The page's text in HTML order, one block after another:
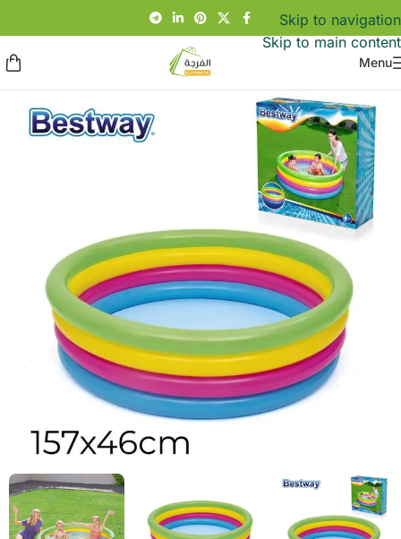
Skip to navigation
Skip to main content
Menu